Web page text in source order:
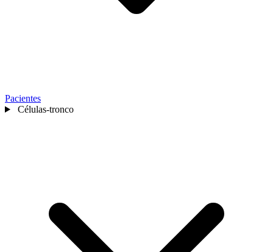
Pacientes
Células-tronco